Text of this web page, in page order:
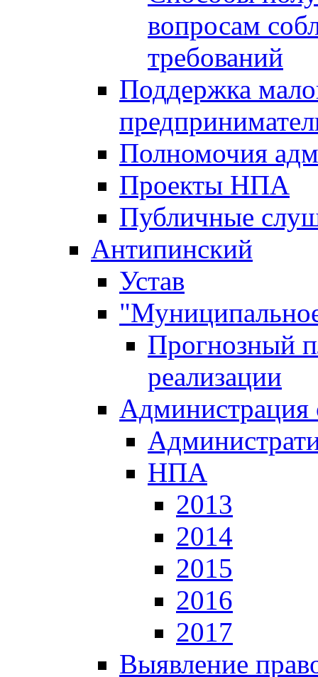
вопросам
требований
Поддержка
Полномочия
Проекты НПА
Публичные
Антипинский
Устав
Прогнозный
реализации
Администрация
НПА
2013
2014
2015
2016
2017
Выявление